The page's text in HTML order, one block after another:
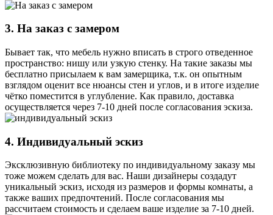
3. На заказ с замером
Бывает так, что мебель нужно вписать в строго отведенное
пространство: нишу или узкую стенку. На такие заказы мы
бесплатно присылаем к вам замерщика, т.к. он опытным
взглядом оценит все нюансы стен и углов, и в итоге изделие
чётко поместится в углубление. Как правило, доставка
осуществляется через 7-10 дней после согласования эскиза.
4. Индивидуальный эскиз
Эксклюзивную библиотеку по индивидуальному заказу мы
тоже можем сделать для вас. Наши дизайнеры создадут
уникальный эскиз, исходя из размеров и формы комнаты, а
также ваших предпочтений. После согласования мы
рассчитаем стоимость и сделаем ваше изделие за 7-10 дней.